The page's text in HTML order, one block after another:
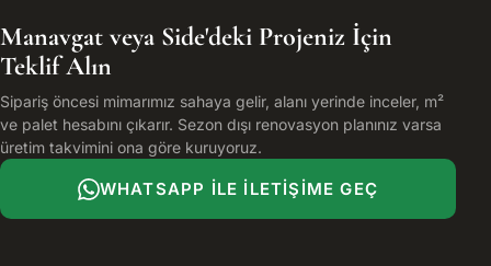
Manavgat veya Side'deki Projeniz İçin
Teklif Alın
Sipariş öncesi mimarımız sahaya gelir, alanı yerinde inceler, m²
ve palet hesabını çıkarır. Sezon dışı renovasyon planınız varsa
üretim takvimini ona göre kuruyoruz.
WHATSAPP ILE İLETIŞIME GEÇ